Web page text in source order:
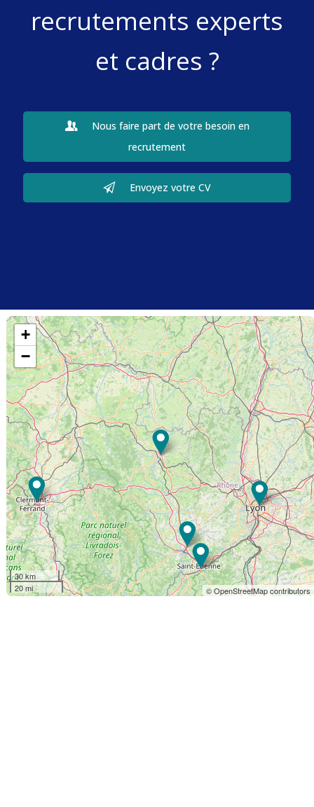
recrutements experts
et cadres ?
Nous faire part de votre besoin en
recrutement
Envoyez votre CV
+
−
30 km
20 mi
© OpenStreetMap contributors